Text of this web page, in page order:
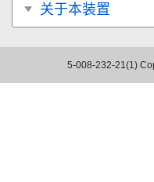
关于本装置
5-008-232-21(1)